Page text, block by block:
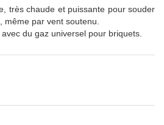
très chaude et puissante pour souder
même par vent soutenu.
du gaz universel pour briquets.